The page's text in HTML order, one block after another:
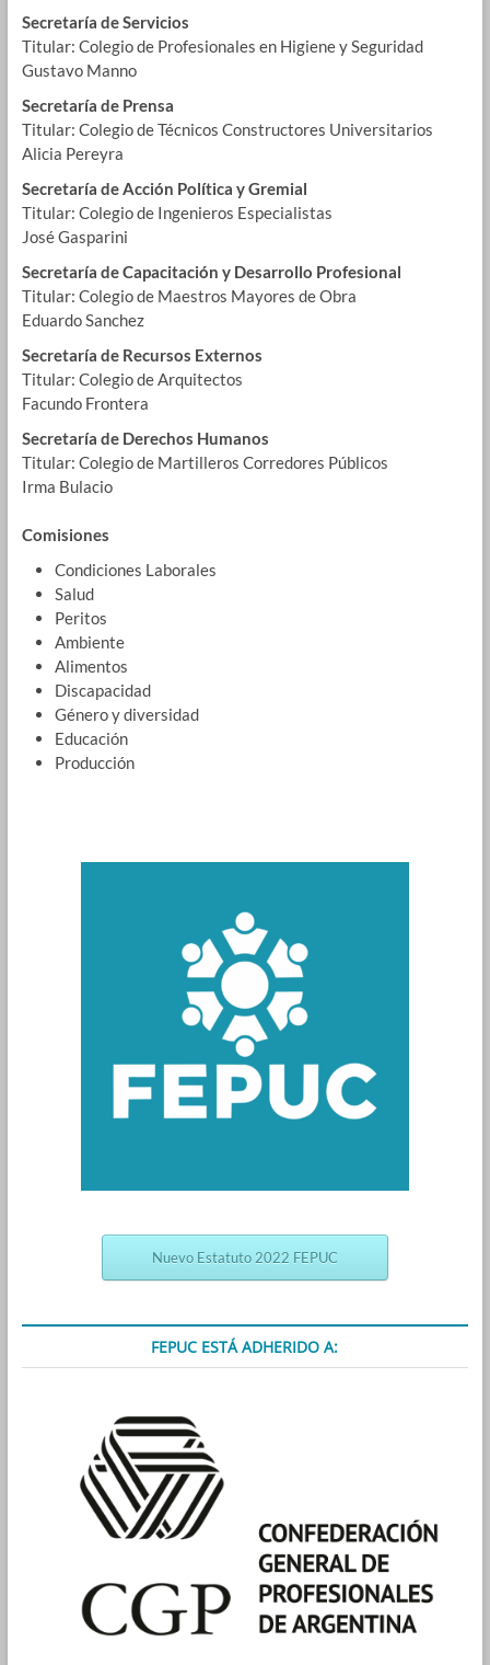
Secretaría de Servicios
Titular: Colegio de Profesionales en Higiene y Seguridad
Gustavo Manno
Secretaría de Prensa
Titular: Colegio de Técnicos Constructores Universitarios
Alicia Pereyra
Secretaría de Acción Política y Gremial
Titular: Colegio de Ingenieros Especialistas
José Gasparini
Secretaría de Capacitación y Desarrollo Profesional
Titular: Colegio de Maestros Mayores de Obra
Eduardo Sanchez
Secretaría de Recursos Externos
Titular: Colegio de Arquitectos
Facundo Frontera
Secretaría de Derechos Humanos
Titular: Colegio de Martilleros Corredores Públicos
Irma Bulacio
Comisiones
Condiciones Laborales
Salud
Peritos
Ambiente
Alimentos
Discapacidad
Género y diversidad
Educación
Producción
Nuevo Estatuto 2022 FEPUC
FEPUC ESTÁ ADHERIDO A: